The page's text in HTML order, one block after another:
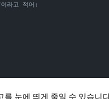
라고 적어:
눈에 띄게 줄일 수 있습니